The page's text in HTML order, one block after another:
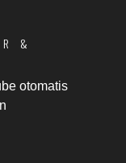
&
otomatis